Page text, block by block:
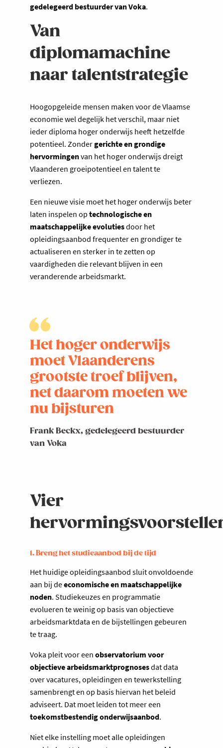
gedelegeerd bestuurder van Voka.
Van
diplomamachine
naar talentstrategie
Hoogopgeleide mensen maken voor de Vlaamse
economie wel degelijk het verschil, maar niet
ieder diploma hoger onderwijs heeft hetzelfde
potentieel. Zondergerichte en grondige
hervormingenvan het hoger onderwijs dreigt
Vlaanderen groeipotentieel en talent te
verliezen.
Een nieuwe visie moet het hoger onderwijs beter
laten inspelen op technologische en
maatschappelijke evolutiesdoor het
opleidingsaanbod frequenter en grondiger te
actualiseren en sterker in te zetten op
vaardigheden die relevant blijven in een
veranderende arbeidsmarkt.
Het hoger onderwijs
moet Vlaanderens
grootste troef blijven,
net daarom moeten we
nu bijsturen
Frank Beckx, gedelegeerd bestuurder
van Voka
Vier
1. Breng het studieaanbod bij de tijd
Het huidige opleidingsaanbod sluit onvoldoende
aan bij deeconomische en maatschappelijke
noden. Studiekeuzes en programmatie
evolueren te weinig op basis van objectieve
arbeidsmarktdata en de bijstellingen gebeuren
te traag.
Voka pleit voor een observatorium voor
objectieve arbeidsmarktprognosesdat data
over vacatures, opleidingen en tewerkstelling
samenbrengt en op basis hiervan het beleid
adviseert. Dat moet leiden tot meer een
toekomstbestendig onderwijsaanbod.
Niet elke instelling moet alle opleidingen